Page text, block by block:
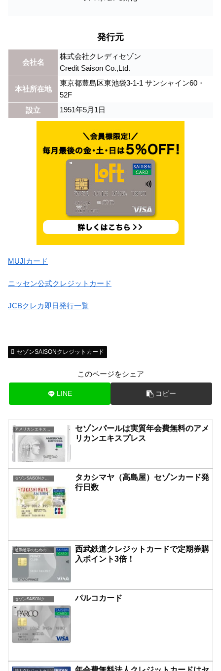
発行元
会社名
株式会社クレディセゾン
Credit Saison Co.,Ltd.
本社所在地
東京都豊島区東池袋3-1-1 サンシャイン60・
52F
設立
1951年5月1日
MUJIカード
ニッセン公式クレジットカード
JCBクレカ即日発行一覧
セゾンSAISONクレジットカード
このページをシェア
LINE コピー
アメリカンエキスプレス一覧
セゾンパールは実質年会費無料のアメ
リカンエキスプレス
セゾンSAISONクレジットカード
タカシマヤ（高島屋）セゾンカード発
行日数
通勤通学のための定期購入お得鉄道系
西武鉄道クレジットカードで定期券購
入ポイント3倍！
セゾンSAISONクレジットカード パルコカード